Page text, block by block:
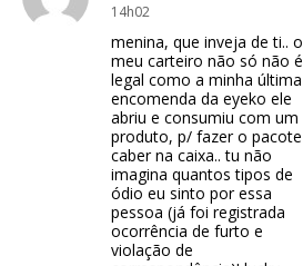
14h02
menina, que inveja de ti.. o
meu carteiro não só não é
legal como a minha última
encomenda da eyeko ele
abriu e consumiu com um
produto, p/ fazer o pacote
caber na caixa.. tu não
imagina quantos tipos de
ódio eu sinto por essa
pessoa (já foi registrada
ocorrência de furto e
violação de